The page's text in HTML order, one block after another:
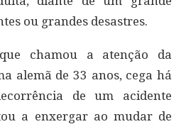
ou grandes desastres.
chamou a atenção da
alemã de 33 anos, cega há
de um acidente
a enxergar ao mudar de